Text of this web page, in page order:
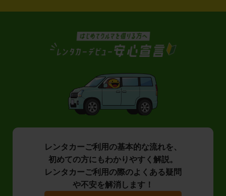
レンタカーご利用の基本的な流れを、
初めての方にもわかりやすく解説。
レンタカーご利用の際のよくある疑問
や不安を解消します！